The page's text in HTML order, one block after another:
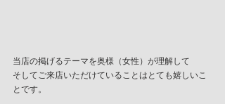
当店の掲げるテーマを奥様（女性）が理解して
そしてご来店いただけていることはとても嬉しいこ
とです。